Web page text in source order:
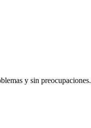
y sin preocupaciones.